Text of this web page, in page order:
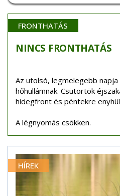
FRONTHATÁS
NINCS FRONTHATÁS
Az utolsó, legmelegebb napja
hőhullámnak. Csütörtök
hidegfront és péntekre
A légnyomás csökken.
HÍREK